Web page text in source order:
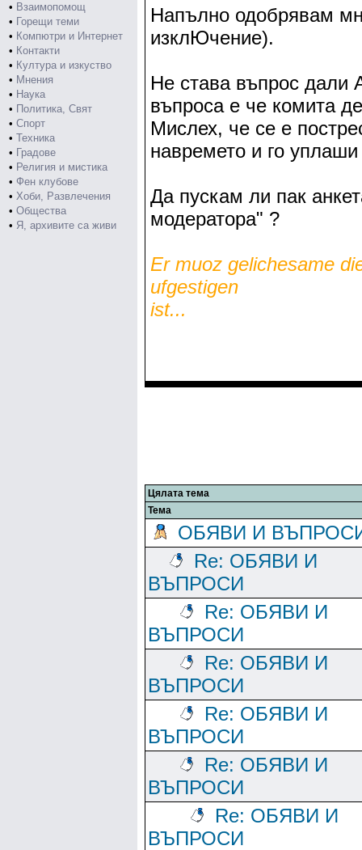
• Взаимопомощ
• Горещи теми
• Компютри и Интернет
• Контакти
• Култура и изкуство
• Мнения
• Наука
• Политика, Свят
• Спорт
• Техника
• Градове
• Религия и мистика
• Фен клубове
• Хоби, Развлечения
• Общества
• Я, архивите са живи
Напълно одобрявам
изклЮчение).
Не става въпрос дали
въпроса е че комита
Мислех, че се е
навремето и го
Да пускам ли пак
модератора" ?
Er muoz gelichesame
ufgestigеn
ist...
Цялата тема
Тема
ОБЯВИ И
Re: ОБЯВИ И
ВЪПРОСИ
Re: ОБЯВИ И
ВЪПРОСИ
Re: ОБЯВИ И
ВЪПРОСИ
Re: ОБЯВИ И
ВЪПРОСИ
Re: ОБЯВИ И
ВЪПРОСИ
Re: ОБЯВИ И
ВЪПРОСИ